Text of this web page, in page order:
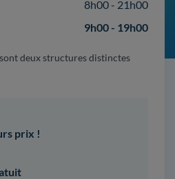
8h00 - 21h00
9h00 - 19h00
deux structures distinctes
prix !